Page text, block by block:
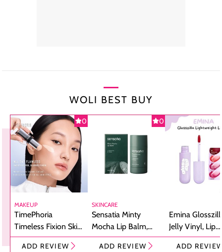
WOLI BEST BUY
0
MAKEUP
TimePhoria
Timeless Fixion Skin
Tint Stick,
Foundation dan
ADD REVIEW
0
SKINCARE
Sensatia Minty
Mocha Lip Balm,
Pelembap Bibir
dengan Aroma
ADD REVIEW
Emina
Jelly Vinyl, Lip
Cream Glossy
Ringan
ADD